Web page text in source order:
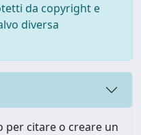
da copyright e
diversa
per citare o creare un